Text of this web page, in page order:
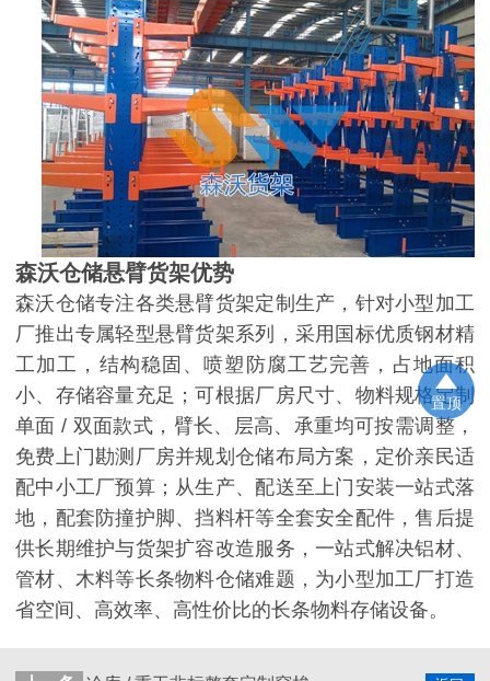
森沃仓储悬臂货架优势
森沃仓储专注各类悬臂货架定制生产，针对小型加工
厂推出专属轻型悬臂货架系列，采用国标优质钢材精
工加工，结构稳固、喷塑防腐工艺完善，占地面积
小、存储容量充足；可根据厂房尺寸、物料规格定制
单面 / 双面款式，臂长、层高、承重均可按需调整，
免费上门勘测厂房并规划仓储布局方案，定价亲民适
配中小工厂预算；从生产、配送至上门安装一站式落
地，配套防撞护脚、挡料杆等全套安全配件，售后提
供长期维护与货架扩容改造服务，一站式解决铝材、
管材、木料等长条物料仓储难题，为小型加工厂打造
省空间、高效率、高性价比的长条物料存储设备。
置顶